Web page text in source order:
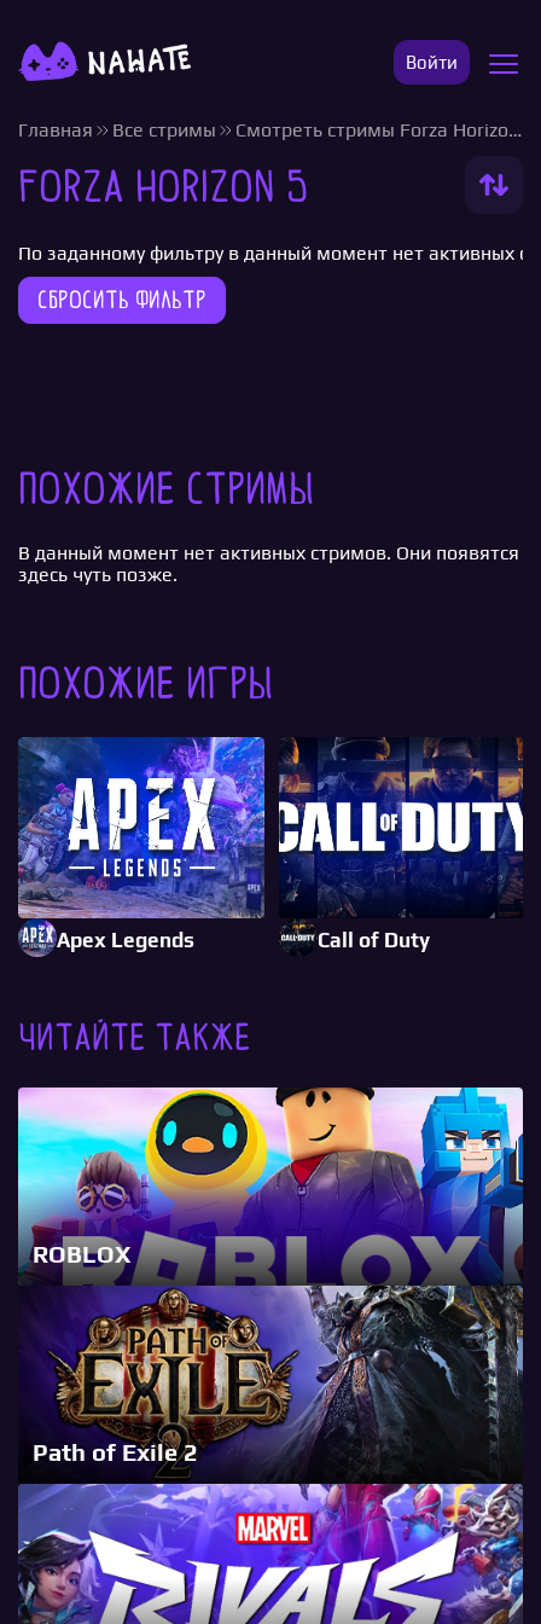
Войти
Главная Все стримы Смотреть стримы Forza Horizon 5
Forza Horizon 5
По заданному фильтру в данный момент нет активных
Сбросить фильтр
Похожие стримы
В данный момент нет активных стримов. Они появятся
здесь чуть позже.
Похожие игры
Apex Legends Call of Duty
Читайте также
ROBLOX
Path of Exile 2